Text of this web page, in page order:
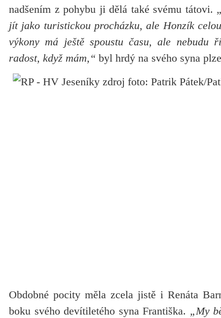
nadšením z pohybu ji dělá také svému tátovi.
jít jako turistickou procházku, ale Honzík
výkony má ještě spoustu času, ale nebudu
radost, když mám,“ byl hrdý na svého syna
Obdobné pocity měla zcela jistě i Renáta
boku svého devítiletého syna Františka. „My